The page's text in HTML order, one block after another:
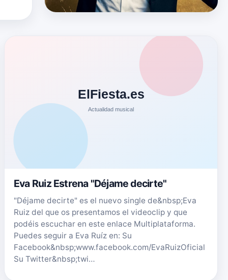
Eva Ruiz Estrena "Déjame decirte"
"Déjame decirte" es el nuevo single de&nbsp;Eva
Ruiz del que os presentamos el videoclip y que
podéis escuchar en este enlace Multiplataforma.
Puedes seguir a Eva Ruíz en: Su
Facebook&nbsp;www.facebook.com/EvaRuizOficial
Su Twitter&nbsp;twi…